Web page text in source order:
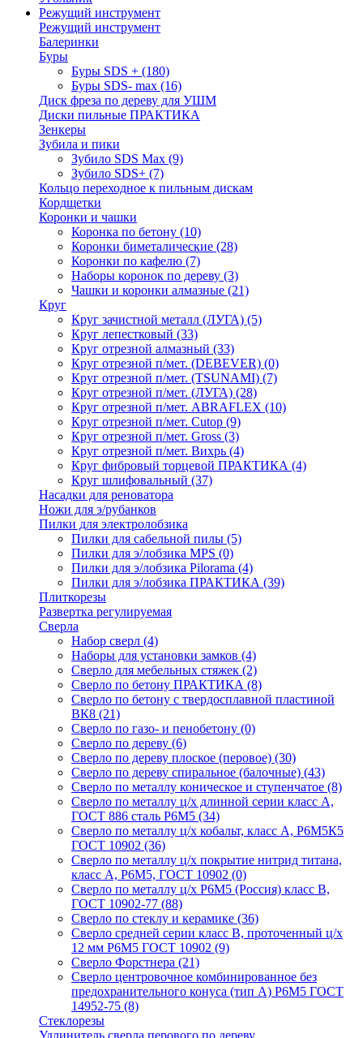
Режущий инструмент
Режущий инструмент
Балеринки
Буры
Буры SDS + (180)
Буры SDS- max (16)
Диск фреза по дереву для УШМ
Диски пильные ПРАКТИКА
Зенкеры
Зубила и пики
Зубило SDS Max (9)
Зубило SDS+ (7)
Кольцо переходное к пильным дискам
Кордщетки
Коронки и чашки
Коронка по бетону (10)
Коронки биметалические (28)
Коронки по кафелю (7)
Наборы коронок по дереву (3)
Чашки и коронки алмазные (21)
Круг
Круг зачистной металл (ЛУГА) (5)
Круг лепестковый (33)
Круг отрезной алмазный (33)
Круг отрезной п/мет. (DEBEVER) (0)
Круг отрезной п/мет. (TSUNAMI) (7)
Круг отрезной п/мет. (ЛУГА) (28)
Круг отрезной п/мет. ABRAFLEX (10)
Круг отрезной п/мет. Cutop (9)
Круг отрезной п/мет. Gross (3)
Круг отрезной п/мет. Вихрь (4)
Круг фибровый торцевой ПРАКТИКА (4)
Круг шлифовальный (37)
Насадки для реноватора
Ножи для э/рубанков
Пилки для электролобзика
Пилки для сабельной пилы (5)
Пилки для э/лобзика MPS (0)
Пилки для э/лобзика Pilorama (4)
Пилки для э/лобзика ПРАКТИКА (39)
Плиткорезы
Развертка регулируемая
Сверла
Набор сверл (4)
Наборы для установки замков (4)
Сверло для мебельных стяжек (2)
Сверло по бетону ПРАКТИКА (8)
Сверло по бетону с твердосплавной пластиной
ВК8 (21)
Сверло по газо- и пенобетону (0)
Сверло по дереву (6)
Сверло по дереву плоское (перовое) (30)
Сверло по дереву спиральное (балочные) (43)
Сверло по металлу коническое и ступенчатое (8)
Сверло по металлу ц/х длинной серии класс А,
ГОСТ 886 сталь Р6М5 (34)
Сверло по металлу ц/х кобальт, класс А, Р6М5К5
ГОСТ 10902 (36)
Сверло по металлу ц/х покрытие нитрид титана,
класс А, Р6М5, ГОСТ 10902 (0)
Сверло по металлу ц/х Р6М5 (Россия) класс В,
ГОСТ 10902-77 (88)
Сверло по стеклу и керамике (36)
Сверло средней серии класс В, проточенный ц/х
12 мм Р6М5 ГОСТ 10902 (9)
Сверло Форстнера (21)
Сверло центровочное комбинированное без
предохранительного конуса (тип А) Р6М5 ГОСТ
14952-75 (8)
Стеклорезы
Удлинитель сверла перового по дереву